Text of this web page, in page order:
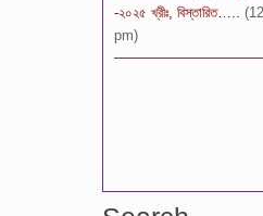
pm)